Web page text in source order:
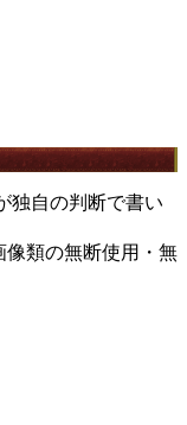
独自の判断で書い
類の無断使用・無